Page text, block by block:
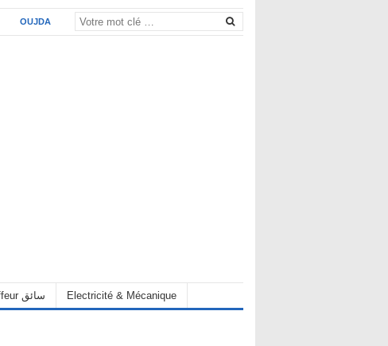
OUJDA
Chauffeur سائق Electricité & Mécanique